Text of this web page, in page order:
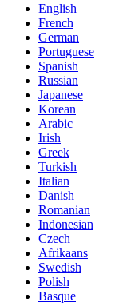
English
French
German
Portuguese
Spanish
Russian
Japanese
Korean
Arabic
Irish
Greek
Turkish
Italian
Danish
Romanian
Indonesian
Czech
Afrikaans
Swedish
Polish
Basque